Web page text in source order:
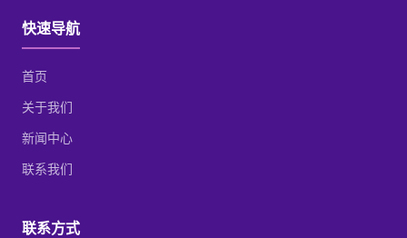
快速导航
首页
关于我们
新闻中心
联系我们
联系方式